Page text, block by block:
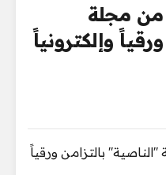
من مجلة
وإلكترونياً